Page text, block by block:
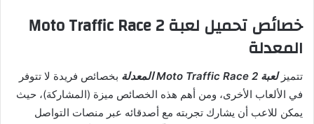
خصائص تحميل لعبة Moto Traffic Race 2
المعدلة
تتميزلعبة Moto Traffic Race 2 المعدلة
بخصائص فريدة لا تتوفر
في الألعاب الأخرى، ومن أهم هذه الخصائص ميزة (المشاركة)، حيث
يمكن للاعب أن يشارك تجربته مع أصدقائه عبر منصات التواصل